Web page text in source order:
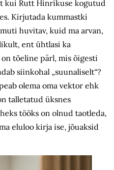
kui Rutt Hinrikuse kogutud
Kirjutada kummastki
huvitav, kuid ma arvan,
ent ühtlasi ka
tõeline pärl, mis õigesti
siinkohal „suunaliselt“?
olema oma vektor ehk
talletatud üksnes
tööks on olnud taotleda,
eluloo kirja ise, jõuaksid